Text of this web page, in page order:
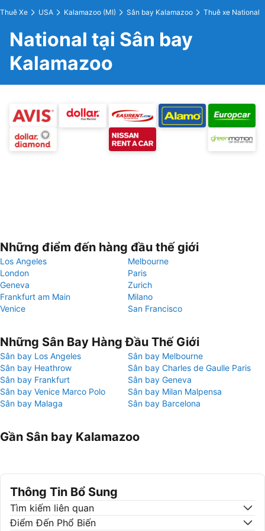
Thuê Xe USA Kalamazoo (MI) Sân bay Kalamazoo Thuê xe National
National tại Sân bay
Kalamazoo
Những điểm đến hàng đầu thế giới
Los Angeles
Melbourne
London
Paris
Geneva
Zurich
Frankfurt am Main
Milano
Venice
San Francisco
Những Sân Bay Hàng Đầu Thế Giới
Sân bay Los Angeles
Sân bay Melbourne
Sân bay Heathrow
Sân bay Charles de Gaulle Paris
Sân bay Frankfurt
Sân bay Geneva
Sân bay Venice Marco Polo
Sân bay Milan Malpensa
Sân bay Malaga
Sân bay Barcelona
Gần Sân bay Kalamazoo
Thông Tin Bổ Sung
Tìm kiếm liên quan
Điểm Đến Phổ Biến